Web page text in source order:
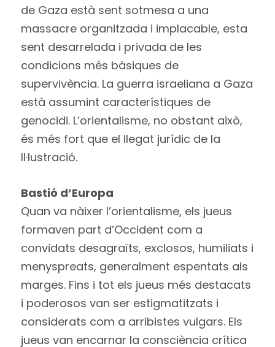
de Gaza està sent sotmesa a una
massacre organitzada i implacable, esta
sent desarrelada i privada de les
condicions més bàsiques de
supervivència. La guerra israeliana a Gaza
està assumint característiques de
genocidi. L’orientalisme, no obstant això,
és més fort que el llegat jurídic de la
Il·lustració.
Bastió d’Europa
Quan va nàixer l’orientalisme, els jueus
formaven part d’Occident com a
convidats desagraïts, exclosos, humiliats i
menyspreats, generalment espentats als
marges. Fins i tot els jueus més destacats
i poderosos van ser estigmatitzats i
considerats com a arribistes vulgars. Els
jueus van encarnar la consciència crítica